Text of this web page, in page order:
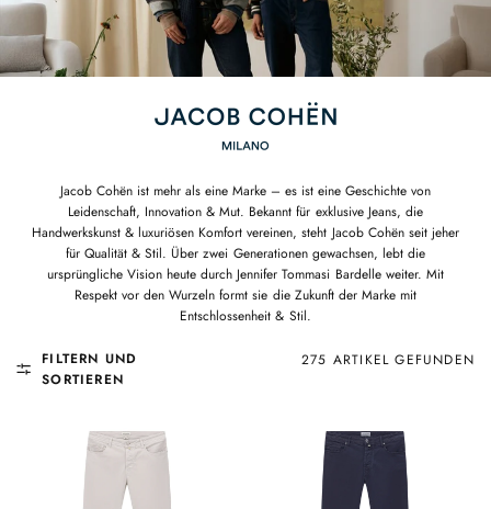
Jacob Cohën ist mehr als eine Marke – es ist eine Geschichte von
Leidenschaft, Innovation & Mut. Bekannt für exklusive Jeans, die
Handwerkskunst & luxuriösen Komfort vereinen, steht Jacob Cohën seit jeher
für Qualität & Stil. Über zwei Generationen gewachsen, lebt die
ursprüngliche Vision heute durch Jennifer Tommasi Bardelle weiter. Mit
Respekt vor den Wurzeln formt sie die Zukunft der Marke mit
Entschlossenheit & Stil.
FILTERN UND
SORTIEREN
275 ARTIKEL GEFUNDEN